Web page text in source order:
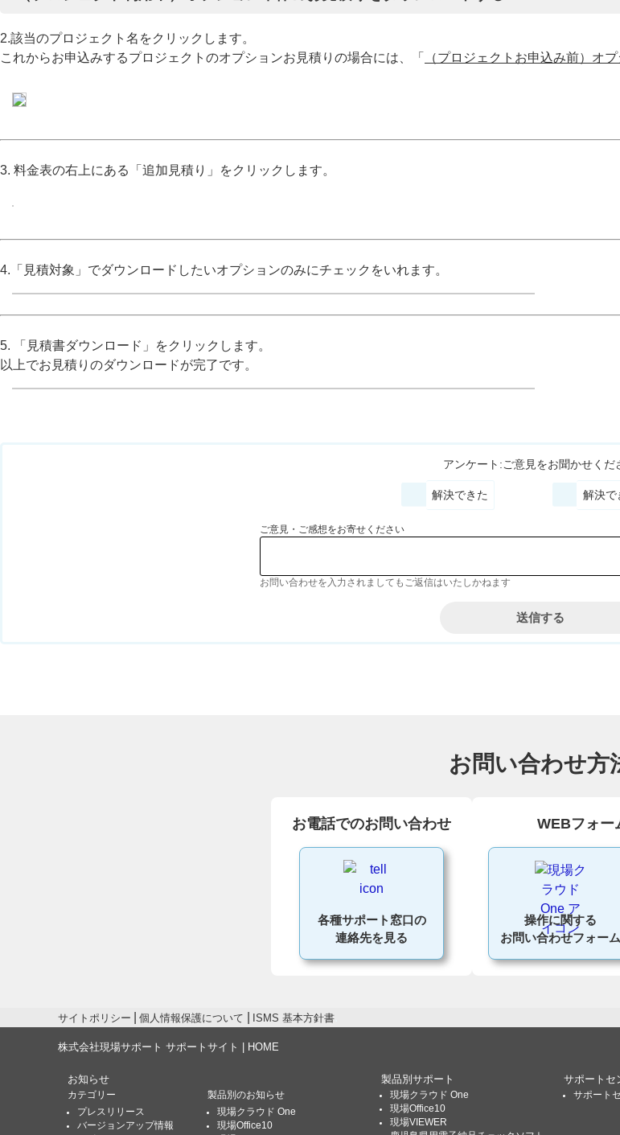
2.該当のプロジェクト名をクリックします。
これからお申込みするプロジェクトのオプションお見積りの場合には、「
（プロジェクトお申込み前）オ
3. 料金表の右上にある「追加見積り」をクリックします。
4.「見積対象」でダウンロードしたいオプションのみにチェックをいれます。
5. 「見積書ダウンロード」をクリックします。
以上でお見積りのダウンロードが完了です。
アンケート:ご意見をお聞かせくだ
解決できた 解決で
ご意見・ご感想をお寄せください
お問い合わせを入力されましてもご返信はいたしかねます
お問い合わせ方
お電話でのお問い合わせ
各種サポート窓口の
連絡先を見る
WEBフォー
操作に関する
お問い合わせフォーム
サイトポリシー 個人情報保護について ISMS 基本方針書
株式会社現場サポート サポートサイト | HOME
お知らせ
カテゴリー
プレスリリース
バージョンアップ情報
製品別のお知らせ
現場クラウド One
現場Office10
製品別サポート
現場クラウド One
現場Office10
現場VIEWER
サポートセ
サポート